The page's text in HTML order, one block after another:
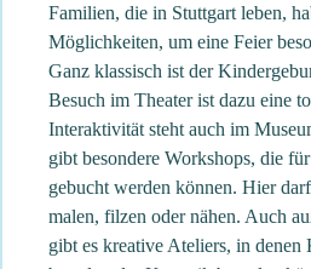
Familien, die in Stuttgart leben,
Möglichkeiten, um eine Feier
Ganz klassisch ist der
Besuch im Theater ist dazu eine
Interaktivität steht auch im
gibt besondere Workshops, die
gebucht werden können. Hier
malen, filzen oder nähen. Auch
gibt es kreative Ateliers, in